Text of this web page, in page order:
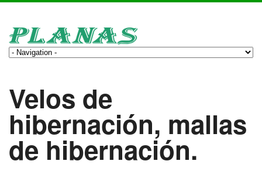
Velos de
hibernación, mallas
de hibernación.